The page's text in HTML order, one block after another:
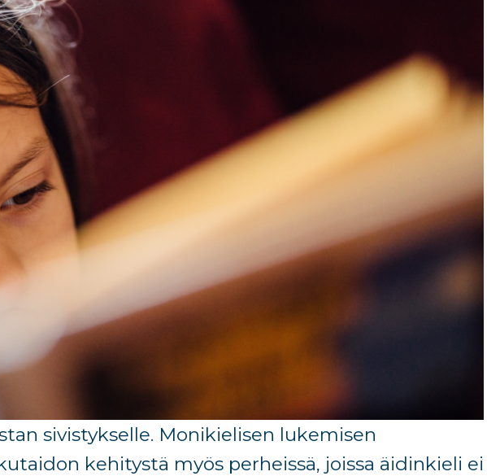
sivistykselle. Monikielisen lukemisen
kehitystä myös perheissä, joissa äidinkieli ei